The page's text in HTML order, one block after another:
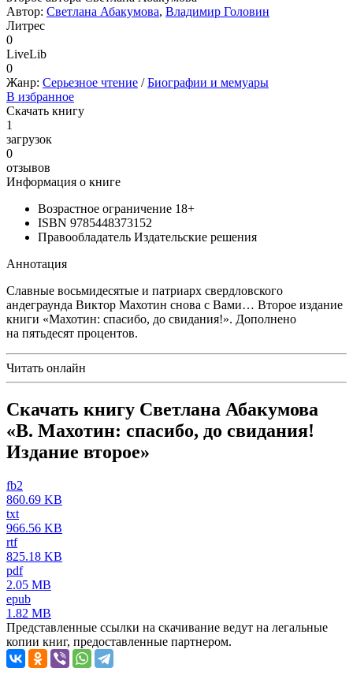
Автор: Светлана Абакумова, Владимир Головин
Литрес
0
LiveLib
0
Жанр: Серьезное чтение /Биографии и мемуары
В избранное
Скачать книгу
1
загрузок
0
отзывов
Информация о книге
Возрастное ограничение 18+
ISBN 9785448373152
Правообладатель Издательские решения
Аннотация
Славные восьмидесятые и патриарх свердловского
андеграунда Виктор Махотин снова с Вами… Второе издание
книги «Махотин: спасибо, до свидания!». Дополнено
на пятьдесят процентов.
Читать онлайн
Скачать книгу Светлана Абакумова
«В. Махотин: спасибо, до свидания!
Издание второе»
fb2
860.69 KB
txt
966.56 KB
rtf
825.18 KB
pdf
2.05 MB
epub
1.82 MB
Представленные ссылки на скачивание ведут на легальные
копии книг, предоставленные партнером.